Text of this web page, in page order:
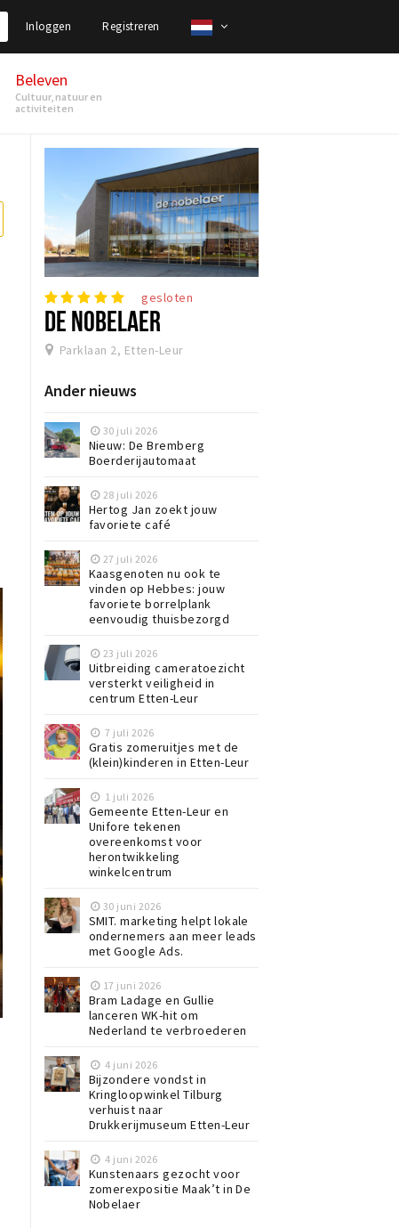
Inloggen Registreren
Beleven
Cultuur, natuur en
activiteiten
gesloten
DE NOBELAER
Parklaan 2, Etten-Leur
Ander nieuws
30 juli 2026
Nieuw: De Bremberg
Boerderijautomaat
28 juli 2026
Hertog Jan zoekt jouw
favoriete café
27 juli 2026
Kaasgenoten nu ook te
vinden op Hebbes: jouw
favoriete borrelplank
eenvoudig thuisbezorgd
23 juli 2026
Uitbreiding cameratoezicht
versterkt veiligheid in
centrum Etten-Leur
7 juli 2026
Gratis zomeruitjes met de
(klein)kinderen in Etten-Leur
1 juli 2026
Gemeente Etten-Leur en
Unifore tekenen
overeenkomst voor
herontwikkeling
winkelcentrum
30 juni 2026
SMIT. marketing helpt lokale
ondernemers aan meer leads
met Google Ads.
17 juni 2026
Bram Ladage en Gullie
lanceren WK-hit om
Nederland te verbroederen
4 juni 2026
Bijzondere vondst in
Kringloopwinkel Tilburg
verhuist naar
Drukkerijmuseum Etten-Leur
4 juni 2026
Kunstenaars gezocht voor
zomerexpositie Maak’t in De
Nobelaer